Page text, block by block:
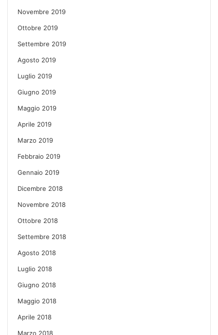
Novembre 2019
Ottobre 2019
Settembre 2019
Agosto 2019
Luglio 2019
Giugno 2019
Maggio 2019
Aprile 2019
Marzo 2019
Febbraio 2019
Gennaio 2019
Dicembre 2018
Novembre 2018
Ottobre 2018
Settembre 2018
Agosto 2018
Luglio 2018
Giugno 2018
Maggio 2018
Aprile 2018
Marzo 2018